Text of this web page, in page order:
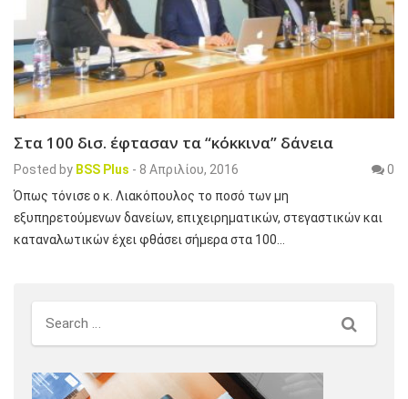
Στα 100 δισ. έφτασαν τα “κόκκινα” δάνεια
Posted by BSS Plus - 8 Απριλίου, 2016
0
Όπως τόνισε ο κ. Λιακόπουλος το ποσό των μη
εξυπηρετούμενων δανείων, επιχειρηματικών, στεγαστικών και
καταναλωτικών έχει φθάσει σήμερα στα 100…
Search